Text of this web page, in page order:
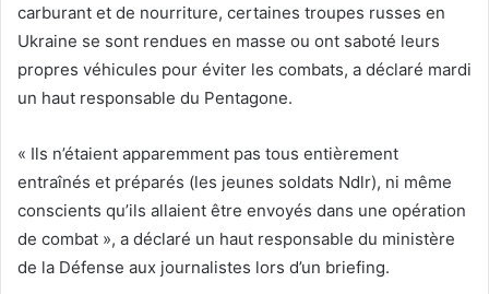
carburant et de nourriture, certaines troupes russes en
Ukraine se sont rendues en masse ou ont saboté leurs
propres véhicules pour éviter les combats, a déclaré mardi
un haut responsable du Pentagone.
« Ils n’étaient apparemment pas tous entièrement
entraînés et préparés (les jeunes soldats Ndlr), ni même
conscients qu’ils allaient être envoyés dans une opération
de combat », a déclaré un haut responsable du ministère
de la Défense aux journalistes lors d’un briefing.